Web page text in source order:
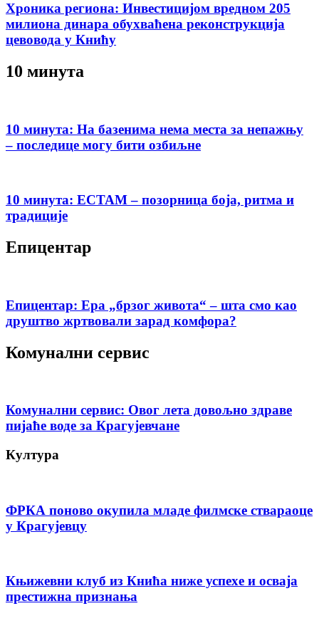
Хроника региона: Инвестицијом вредном 205
милиона динара обухваћена реконструкција
цевовода у Книћу
10 минута
10 минута: На базенима нема места за непажњу
– последице могу бити озбиљне
10 минута: ЕСТАМ – позорница боја, ритма и
традиције
Епицентар
Епицентар: Ера „брзог живота“ – шта смо као
друштво жртвовали зарад комфора?
Комунални сервис
Комунални сервис: Овог лета довољно здраве
пијаће воде за Крагујевчане
Култура
ФРКА поново окупила младе филмске ствараоце
у Крагујевцу
Књижевни клуб из Кнића ниже успехе и осваја
престижна признања